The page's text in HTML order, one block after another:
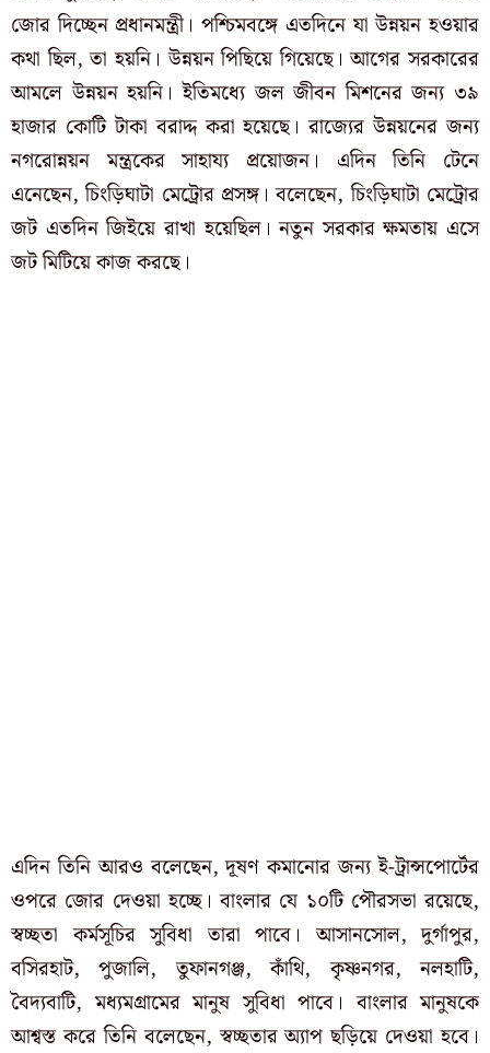
জোর দিচ্ছেন প্রধানমন্ত্রী। পশ্চিমবঙ্গে এতদিনে যা উন্নয়ন হওয়ার
কথা ছিল, তা হয়নি। উন্নয়ন পিছিয়ে গিয়েছে। আগের সরকারের
আমলে উন্নয়ন হয়নি। ইতিমধ্যে জল জীবন মিশনের জন্য ৩৯
হাজার কোটি টাকা বরাদ্দ করা হয়েছে। রাজ্যের উন্নয়নের জন্য
নগরোন্নয়ন মন্ত্রকের সাহায্য প্রয়োজন। এদিন তিনি টেনে
এনেছেন, চিংড়িঘাটা মেট্রোর প্রসঙ্গ। বলেছেন, চিংড়িঘাটা মেট্রোর
জট এতদিন জিইয়ে রাখা হয়েছিল। নতুন সরকার ক্ষমতায় এসে
জট মিটিয়ে কাজ করছে।
এদিন তিনি আরও বলেছেন, দূষণ কমানোর জন্য ই-ট্রান্সপোর্টের
ওপরে জোর দেওয়া হচ্ছে। বাংলার যে ১০টি পৌরসভা রয়েছে,
স্বচ্ছতা কর্মসূচির সুবিধা তারা পাবে। আসানসোল, দুর্গাপুর,
বসিরহাট, পুজালি, তুফানগঞ্জ, কাঁথি, কৃষ্ণনগর, নলহাটি,
বৈদ্যবাটি, মধ্যমগ্রামের মানুষ সুবিধা পাবে। বাংলার মানুষকে
আশ্বস্ত করে তিনি বলেছেন, স্বচ্ছতার অ্যাপ ছড়িয়ে দেওয়া হবে।